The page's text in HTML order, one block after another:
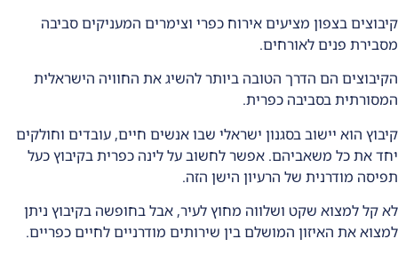
קיבוצים בצפון מציעים אירוח כפרי וצימרים המעניקים סביבה
מסבירת פנים לאורחים.
הקיבוצים הם הדרך הטובה ביותר להשיג את החוויה הישראלית
המסורתית בסביבה כפרית.
קיבוץ הוא יישוב בסגנון ישראלי שבו אנשים חיים, עובדים וחולקים
יחד את כל משאביהם. אפשר לחשוב על לינה כפרית בקיבוץ כעל
תפיסה מודרנית של הרעיון הישן הזה.
לא קל למצוא שקט ושלווה מחוץ לעיר, אבל בחופשה בקיבוץ ניתן
למצוא את האיזון המושלם בין שירותים מודרניים לחיים כפריים.